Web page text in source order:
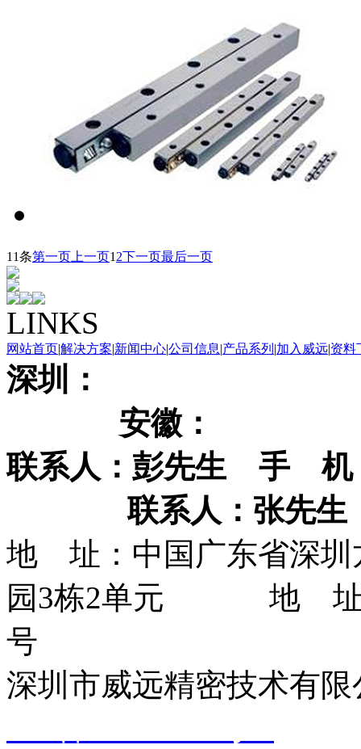
11条第一页上一页12下一页最后一页
LINKS
网站首页|解决方案|新闻中心|公司信息|产品系列 |加入威远|资料
深
安
联系人：彭先生
手
联系人：张先生
地 址：中国广东省深圳
园3栋2单元 地 址：
号
深圳市威远精密技术有